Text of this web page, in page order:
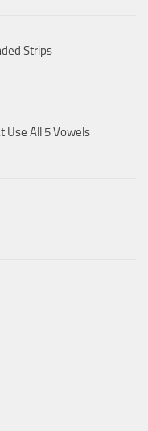
Strips
Use All 5 Vowels